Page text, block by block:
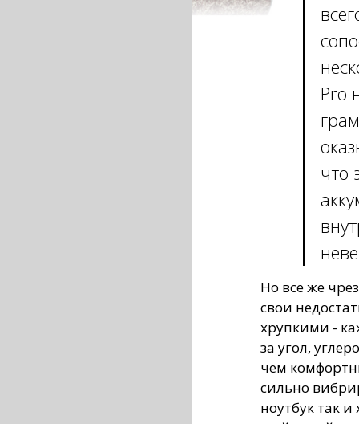
Pro
что
Но все же
свои
хрупкими -
за угол,
чем
сильно
ноутбук так и